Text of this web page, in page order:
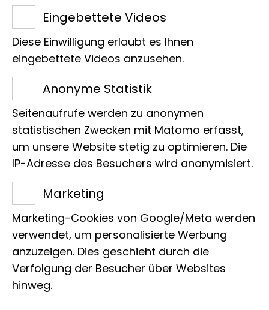
Leitung Kommunikation, Presse &
Event, Bonn
Pressesprecherin
Raiffeisenhaus
Adenauerallee 127
53113 Bonn
Tel.:
+49 228 9122 215, mobil +49 170 2747 926
E-Mail:a.hostert@leibniz-lib.de
Projekte
Eingebettete Videos
Diese Einwilligung erlaubt es Ihnen
eingebettete Videos anzusehen.
Anonyme Statistik
Seitenaufrufe werden zu anonymen
statistischen Zwecken mit Matomo erfasst,
um unsere Website stetig zu optimieren. Die
IP-Adresse des Besuchers wird anonymisiert.
Marketing
Marketing-Cookies von Google/Meta werden
verwendet, um personalisierte Werbung
anzuzeigen. Dies geschieht durch die
Verfolgung der Besucher über Websites
hinweg.